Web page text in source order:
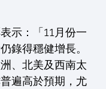
示：「11月份一
錄得穩健增長。
、北美及西南太
遍高於預期，尤